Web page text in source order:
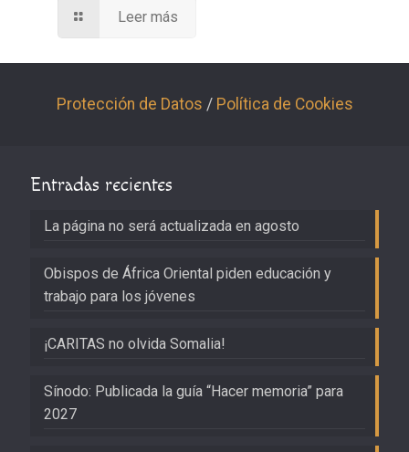
Leer más
Protección de Datos / Política de Cookies
Entradas recientes
La página no será actualizada en agosto
Obispos de África Oriental piden educación y
trabajo para los jóvenes
¡CARITAS no olvida Somalia!
Sínodo: Publicada la guía “Hacer memoria” para
2027